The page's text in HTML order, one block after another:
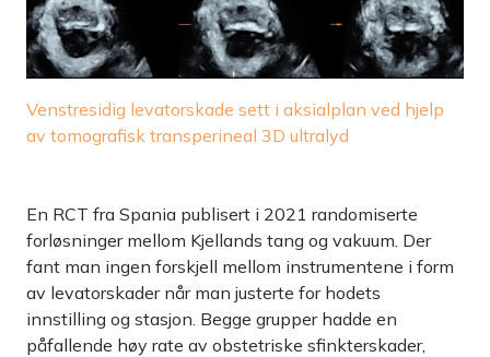
Venstresidig levatorskade sett i aksialplan ved hjelp
av tomografisk transperineal 3D ultralyd
En RCT fra Spania publisert i 2021 randomiserte
forløsninger mellom Kjellands tang og vakuum. Der
fant man ingen forskjell mellom instrumentene i form
av levatorskader når man justerte for hodets
innstilling og stasjon. Begge grupper hadde en
påfallende høy rate av obstetriske sfinkterskader,